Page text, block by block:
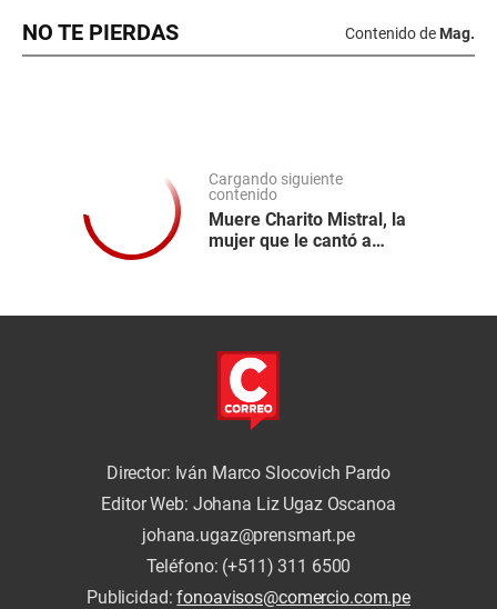
NO TE PIERDAS Contenido de Mag.
Cargando siguiente
contenido
Muere Charito Mistral, la
mujer que le cantó a
Director: Iván Marco Slocovich Pardo
Editor Web: Johana Liz Ugaz Oscanoa
johana.ugaz@prensmart.pe
Teléfono: (+511) 311 6500
Publicidad:fonoavisos@comercio.com.pe